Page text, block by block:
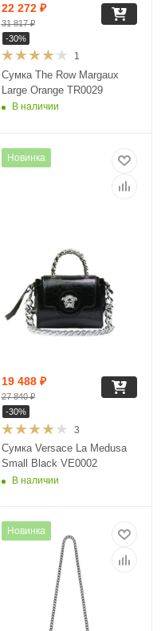
1
Сумка The Row Margaux
Large Orange TR0029
В наличии
22 272₽
31 817₽
-30%
Новинка
3
Сумка Versace La Medusa
Small Black VE0002
В наличии
19 488₽
27 840₽
-30%
Новинка